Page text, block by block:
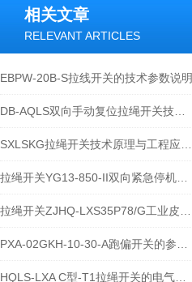
相关文章
RELEVANT ARTICLES
EBPW-20B-S拉线开关的技术参数说明